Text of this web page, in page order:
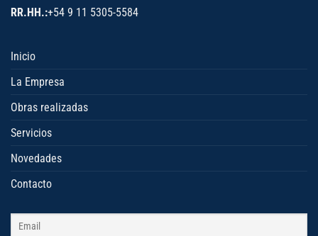
RR.HH.:+54 9 11 5305-5584
Inicio
La Empresa
Obras realizadas
Servicios
Novedades
Contacto